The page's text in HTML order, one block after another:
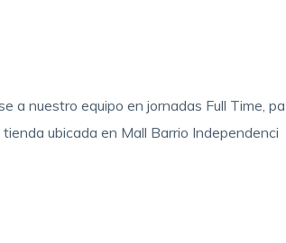
a nuestro equipo en jornadas Full Time, pa
ubicada en Mall Barrio Independenci